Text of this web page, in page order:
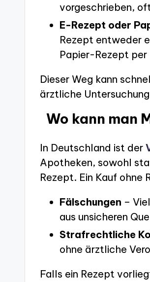
vorgeschrieben,
E-Rezept oder
Rezept entweder
Papier-Rezept
Dieser Weg kann
ärztliche
Wo kann man
In Deutschland ist der
Apotheken, sowohl
Rezept. Ein Kauf ohne
Fälschungen –
aus unsicheren
Strafrechtliche
ohne ärztliche
Falls ein Rezept